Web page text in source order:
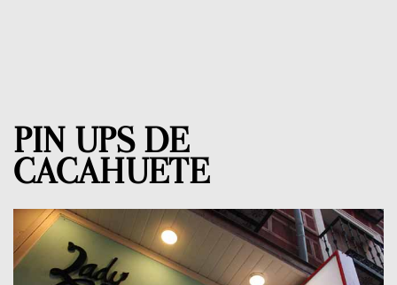
PIN UPS DE
CACAHUETE